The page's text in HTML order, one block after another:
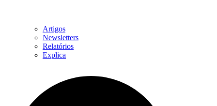
Artigos
Newsletters
Relatórios
Explica